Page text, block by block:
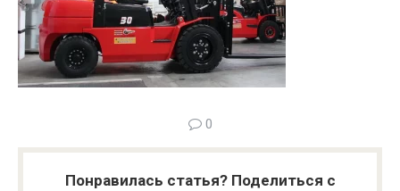
0
Понравилась статья? Поделиться с